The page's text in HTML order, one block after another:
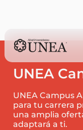
UNEA
UNEA Campus
para tu carrera
una amplia
adaptará a ti.